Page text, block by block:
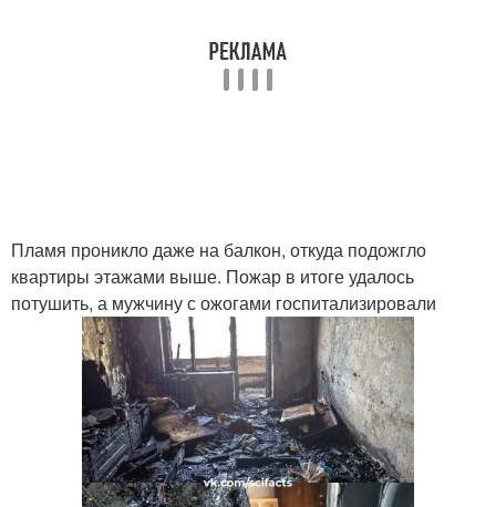
Пламя проникло даже на балкон, откуда подожгло
квартиры этажами выше. Пожар в итоге удалось
потушить, а мужчину с ожогами госпитализировали